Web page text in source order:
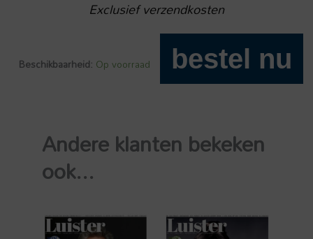
Exclusief verzendkosten
Beschikbaarheid: Op voorraad Luister
796
bestel nu
Andere klanten bekeken
ook...